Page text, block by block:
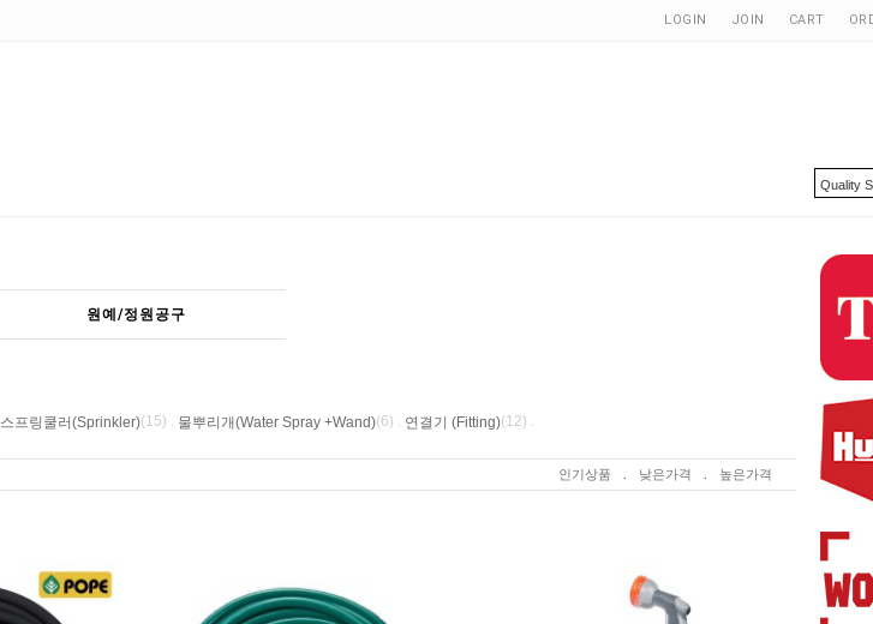
LOGIN JOIN CART
원예/정원공구
스프링쿨러(Sprinkler)(15) . 물뿌리개(Water Spray +Wand)(6) . 연결기 (Fitting)(12) .
인기상품 낮은가격 높은가격